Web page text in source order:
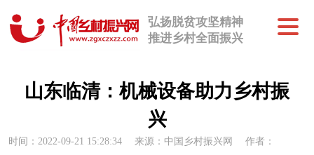
弘扬脱贫攻坚精神
推进乡村全面振兴
山东临清：机械设备助力乡村振
兴
时间：2022-09-21 15:28:34 来源：中国乡村振兴网 作者：